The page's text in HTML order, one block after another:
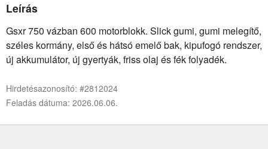
Leírás
Gsxr 750 vázban 600 motorblokk. Slick gumi, gumi melegítő,
széles kormány, első és hátsó emelő bak, kipufogó rendszer,
új akkumulátor, új gyertyák, friss olaj és fék folyadék.
Hirdetésazonosító: #2812024
Feladás dátuma: 2026.06.06.